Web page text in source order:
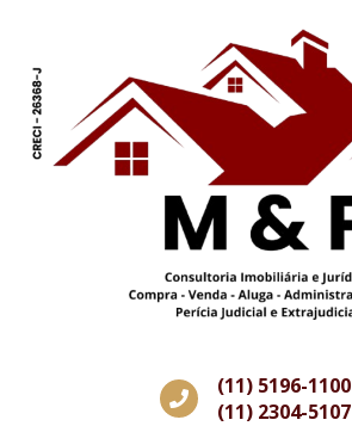
(11) 5196-1100
(11) 2304-5107